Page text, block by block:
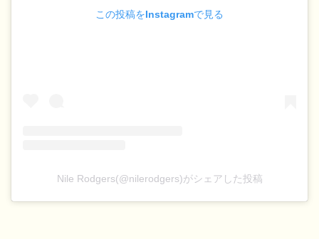
この投稿をInstagramで見る
Nile Rodgers(@nilerodgers)がシェアした投稿